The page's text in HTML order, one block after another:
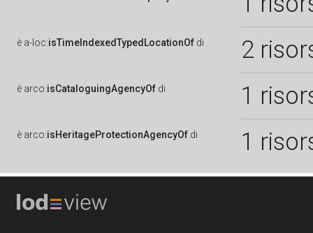
è a-loc:isTimeIndexedTypedLocationOf di 2
è arco:isCataloguingAgencyOf di 1
è arco:isHeritageProtectionAgencyOf di 1